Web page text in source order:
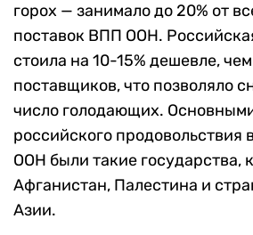
горох — занимало до 20% от
поставок ВПП ООН.
стоила на 10-15% дешевле,
поставщиков, что позволяло
число голодающих.
российского продовольствия
ООН были такие государства,
Афганистан, Палестина и
Азии.